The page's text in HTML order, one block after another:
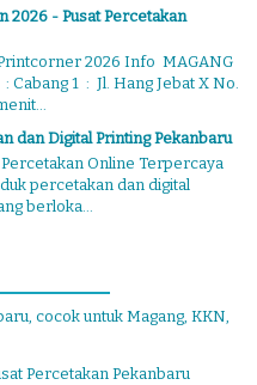
2026 - Pusat Percetakan
2026 Info MAGANG
Cabang 1 : Jl. Hang Jebat X No.
dan Digital Printing Pekanbaru
Percetakan Online Terpercaya
percetakan dan digital
berloka...
cocok untuk Magang, KKN,
Percetakan Pekanbaru